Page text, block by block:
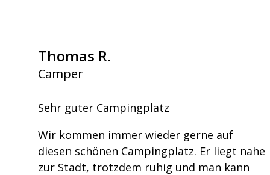
Thomas R.
Camper
Sehr guter Campingplatz
Wir kommen immer wieder gerne auf
diesen schönen Campingplatz. Er liegt nahe
zur Stadt, trotzdem ruhig und man kann